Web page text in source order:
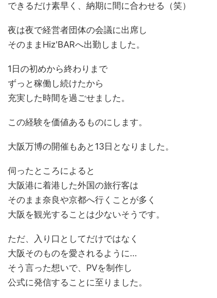
できるだけ素早く、納期に間に合わせる（笑）
夜は夜で経営者団体の会議に出席し
そのままHiz'BARへ出勤しました。
1日の初めから終わりまで
ずっと稼働し続けたから
充実した時間を過ごせました。
この経験を価値あるものにします。
大阪万博の開催もあと13日となりました。
伺ったところによると
大阪港に着港した外国の旅行客は
そのまま奈良や京都へ行くことが多く
大阪を観光することは少ないそうです。
ただ、入り口としてだけではなく
大阪そのものを愛されるように…
そう言った想いで、PVを制作し
公式に発信することに至りました。